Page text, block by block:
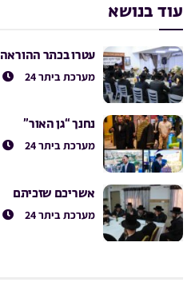
עוד בנושא
עטרו בכתר ההוראה
מערכת ביתר 24
נחנך “גן האור”
מערכת ביתר 24
אשריכם שזכיתם
מערכת ביתר 24